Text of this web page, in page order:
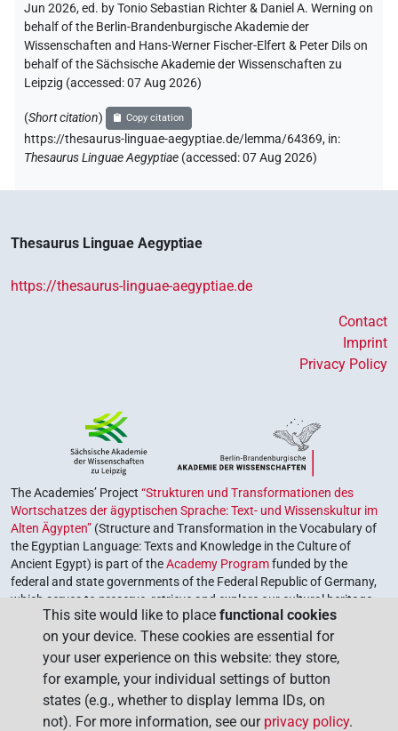
Jun 2026, ed. by Tonio Sebastian Richter & Daniel A. Werning on
behalf of the Berlin-Brandenburgische Akademie der
Wissenschaften and Hans-Werner Fischer-Elfert & Peter Dils on
behalf of the Sächsische Akademie der Wissenschaften zu
Leipzig (accessed:07 Aug 2026)
(Short citation) Copy citation
https://thesaurus-linguae-aegyptiae.de/lemma/64369, in:
Thesaurus Linguae Aegyptiae (accessed:07 Aug 2026)
Thesaurus Linguae Aegyptiae
https://thesaurus-linguae-aegyptiae.de
Contact
Imprint
Privacy Policy
The Academies’ Project “Strukturen und Transformationen des
Wortschatzes der ägyptischen Sprache: Text- und Wissenskultur im
Alten Ägypten” (Structure and Transformation in the Vocabulary of
the Egyptian Language: Texts and Knowledge in the Culture of
Ancient Egypt) is part of theAcademy Programfunded by the
federal and state governments of the Federal Republic of Germany,
which serves to preserve, retrieve and explore our cultural heritage.
The program is coordinated by theUnion of the German Academies
of Sciences and Humanities.
This site would like to place functional cookies
on your device. These cookies are essential for
your user experience on this website: they store,
for example, your individual settings of button
states (e.g., whether to display lemma IDs, on
not). For more information, see our privacy policy.